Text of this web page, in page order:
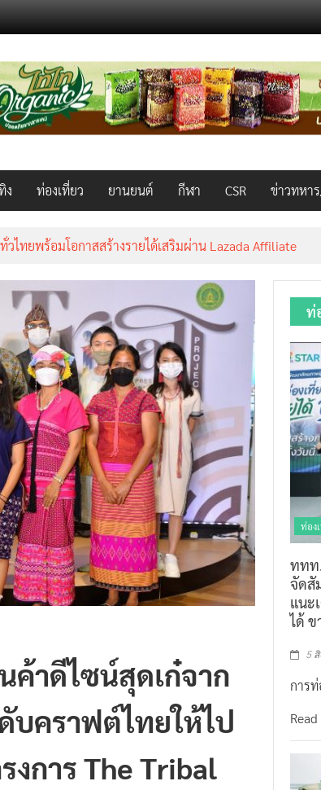
ง ท่องเที่ยว ยานยนต์ กีฬา CSR ข่าวทหา
ไทยพร้อมโอกาสสร้างรายได้เสริมผ่าน Lazada Affiliate
าดีไซน์สุดเก๋จาก
บคราฟต์ไทยให้ไป
งการ The Tribal
ท่
ท่อง
ททท
จัดสั
แนะ
ได้
5
การ